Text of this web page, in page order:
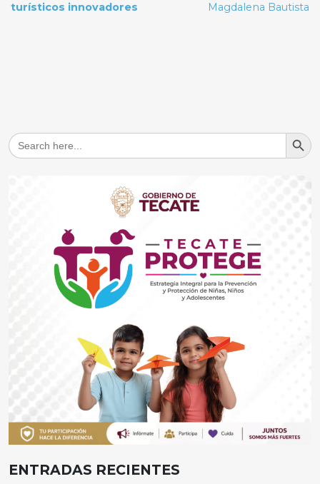
turísticos innovadores Magdalena Bautista
Search
for:
Search
ENTRADAS RECIENTES